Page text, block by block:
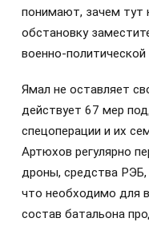
понимают, зачем тут
обстановку
военно-
Ямал не оставляет
действует 67 мер
спецоперации и их
Артюхов регулярно
дроны, средства
что необходимо для
состав батальона